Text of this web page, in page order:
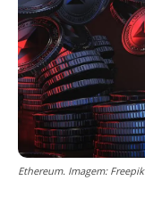
Ethereum. Imagem: Freepik